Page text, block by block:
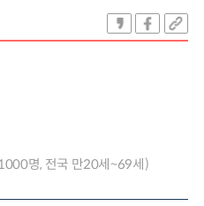
명, 전국 만20세~69세)